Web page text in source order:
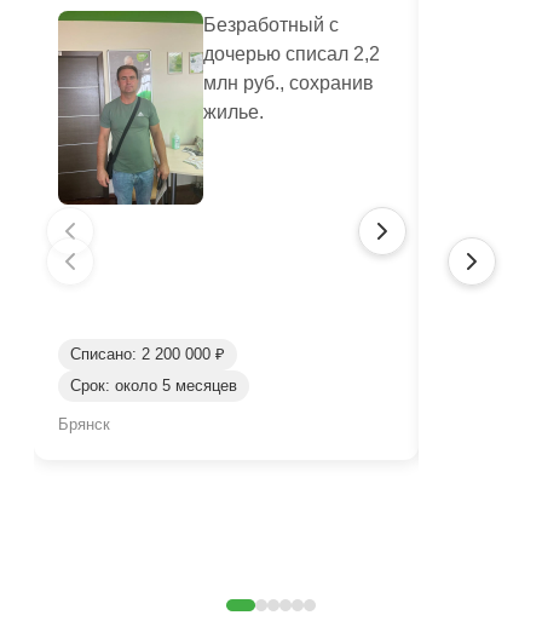
Безработный с
дочерью списал 2,2
млн руб., сохранив
жилье.
Списано: 2 200 000 ₽
Срок: около 5 месяцев
Брянск